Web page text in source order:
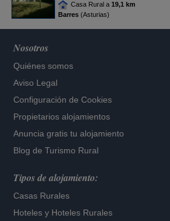
Casa Rural a 19,1 km
Barres(Asturias)
Nosotros
Quiénes somos
Aviso Legal
Configuración de Cookies
Propietarios alojamientos
Anuncia gratis tu alojamiento
Blog de Turismo Rural
Tipos de alojamiento:
Casas Rurales
Hoteles y Hoteles Rurales